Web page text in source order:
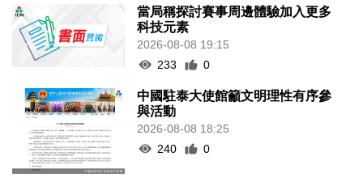
當局稱探討賽事周邊體驗加入更多
科技元素
2026-08-08 19:15
233
0
中國駐泰大使館籲文明理性有序參
與活動
2026-08-08 18:25
240
0